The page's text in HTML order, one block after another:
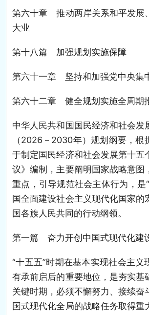
第六十章 推动两岸关系和平发展
大业
第十八篇 加强规划实施保障
第六十一章 坚持和加强党中央集
第六十二章 健全规划实施全周期
中华人民共和国国民经济和社会发
（2026－2030年）规划纲要，根
于制定国民经济和社会发展第十五
议》编制，主要阐明国家战略意图
重点，引导规范社会主体行为，是
国全面建设社会主义现代化国家的
国各族人民共同的行动纲领。
第一篇 奋力开创中国式现代化建
“十五五”时期在基本实现社会主义
有承前启后的重要地位，是夯实基
关键时期，必须不懈努力、接续奋
国式现代化全局的战略任务取得重